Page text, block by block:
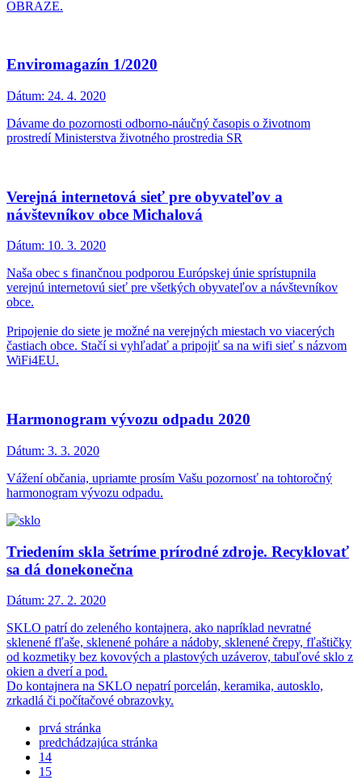
OBRAZE.
Enviromagazín 1/2020
Dátum: 24. 4. 2020
Dávame do pozornosti odborno-náučný časopis o životnom
prostredí Ministerstva životného prostredia SR
Verejná internetová sieť pre obyvateľov a
návštevníkov obce Michalová
Dátum: 10. 3. 2020
Naša obec s finančnou podporou Európskej únie sprístupnila
verejnú internetovú sieť pre všetkých obyvateľov a návštevníkov
obce.
Pripojenie do siete je možné na verejných miestach vo viacerých
častiach obce. Stačí si vyhľadať a pripojiť sa na wifi sieť s názvom
WiFi4EU.
Harmonogram vývozu odpadu 2020
Dátum: 3. 3. 2020
Vážení občania, upriamte prosím Vašu pozornosť na tohtoročný
harmonogram vývozu odpadu.
Triedením skla šetríme prírodné zdroje. Recyklovať
sa dá donekonečna
Dátum: 27. 2. 2020
SKLO patrí do zeleného kontajnera, ako napríklad nevratné
sklenené fľaše, sklenené poháre a nádoby, sklenené črepy, fľaštičky
od kozmetiky bez kovových a plastových uzáverov, tabuľové sklo z
okien a dverí a pod.
Do kontajnera na SKLO nepatrí porcelán, keramika, autosklo,
zrkadlá či počítačové obrazovky.
prvá stránka
predchádzajúca stránka
14
15